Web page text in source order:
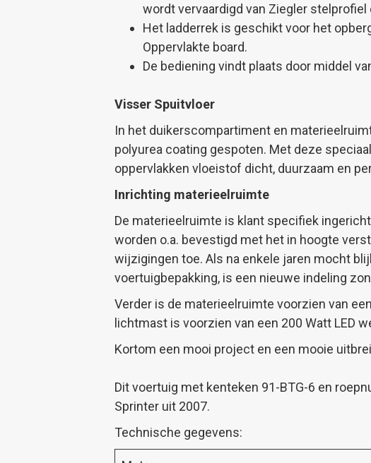
wordt vervaardigd van Ziegler
Het ladderrek is geschikt voor het
Oppervlakte board.
De bediening vindt plaats door middel
Visser Spuitvloer
In het duikerscompartiment en
polyurea coating gespoten. Met deze
oppervlakken vloeistof dicht, duurzaam en
Inrichting materieelruimte
De materieelruimte is klant specifiek
worden o.a. bevestigd met het in hoogte
wijzigingen toe. Als na enkele jaren mocht
voertuigbepakking, is een nieuwe indeling
Verder is de materieelruimte voorzien van
lichtmast is voorzien van een 200 Watt LED
Kortom een mooi project en een mooie
Dit voertuig met kenteken 91-BTG-6 en
Sprinter uit 2007.
Technische gegevens: